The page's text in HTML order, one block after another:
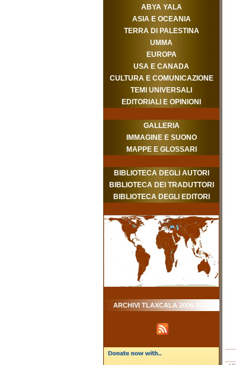
ABYA YALA
ASIA E OCEANIA
TERRA DI PALESTINA
UMMA
EUROPA
USA E CANADA
CULTURA E COMUNICAZIONE
TEMI UNIVERSALI
EDITORIALI E OPINIONI
GALLERIA
IMMAGINE E SUONO
MAPPE E GLOSSARI
BIBLIOTECA DEGLI AUTORI
BIBLIOTECA DEI TRADUTTORI
BIBLIOTECA DEGLI EDITORI
ARCHIVI TLAXCALA 2006-2010